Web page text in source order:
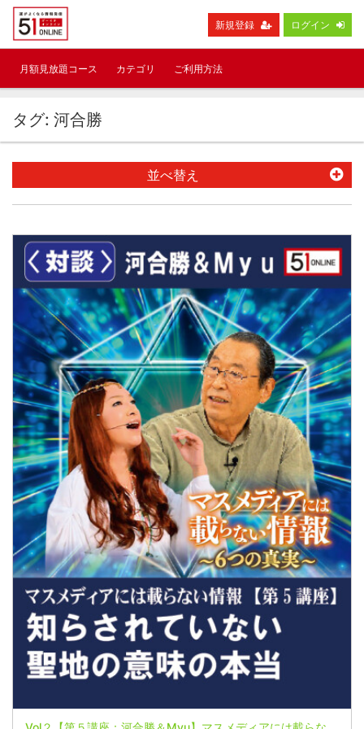
新規登録 ログイン
月額見放題コース カテゴリ ご利用方法
タグ: 河合勝
並べ替え